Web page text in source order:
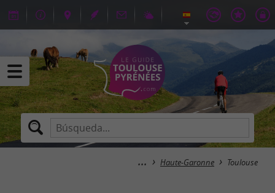
Haute-Garonne Toulouse